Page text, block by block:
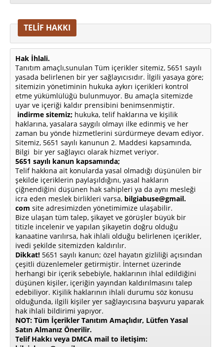
TELİF HAKKI
Hak İhlali.
Tanıtım amaçlı,sunulan Tüm içerikler sitemiz, 5651 sayılı
yasada belirlenen bir yer sağlayıcısıdır. İlgili yasaya göre;
sitemizin yönetiminin hukuka aykırı içerikleri kontrol
etme yükümlülüğü bulunmuyor. Bu amaçla sitemizde
uyar ve içeriği kaldır prensibini benimsenmiştir.
indirme sitemiz; hukuka, telif haklarına ve kişilik
haklarına, yasalara saygılı olmayı ilke edinmiş ve her
zaman bu yönde hizmetlerini sürdürmeye devam ediyor.
Sitemiz, 5651 sayılı kanunun 2. Maddesi kapsamında,
Bilgi bir yer sağlayıcı olarak hizmet veriyor.
5651 sayılı kanun kapsamında;
Telif hakkına ait konularda yasal olmadığı düşünülen bir
şekilde içeriklerin paylaşıldığını, yasal hakların
çiğnendiğini düşünen hak sahipleri ya da aynı mesleği
icra eden meslek birlikleri varsa, bilgiabuse@gmail.
com site adresimizden yönetimimize ulaşabilir.
Bize ulaşan tüm talep, şikayet ve görüşler büyük bir
titizle incelenir ve yapılan şikayetin doğru olduğu
kanaatine varılırsa, hak ihlali olduğu belirlenen içerikler,
ivedi şekilde sitemizden kaldırılır.
Dikkat! 5651 sayılı kanun; özel hayatın gizliliği açısından
çeşitli düzenlemeler getirmiştir. İnternet üzerinde
herhangi bir içerik sebebiyle, haklarının ihlal edildiğini
düşünen kişiler, içeriğin yayından kaldırılmasını talep
edebiliyor. Kişilik haklarının ihlali durumu söz konusu
olduğunda, ilgili kişiler yer sağlayıcısına başvuru yaparak
hak ihlali bildirimi yapıyor.
NOT: Tüm İçerikler Tanıtım Amaçlıdır, Lütfen Yasal
Satın Almanız Önerilir.
Telif Hakkı veya DMCA mail to iletişim: